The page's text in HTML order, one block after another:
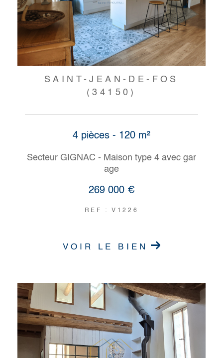
SAINT-JEAN-DE-FOS
(34150)
4 pièces - 120 m²
Secteur GIGNAC - Maison type 4 avec gar
age
269 000 €
REF : V1226
VOIR LE BIEN